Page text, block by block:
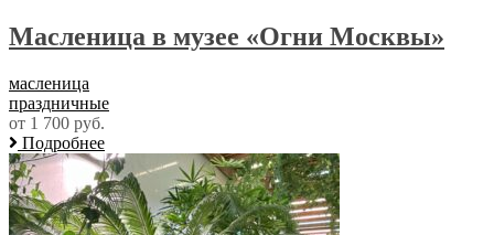
Масленица в музее «Огни Москвы»
масленица
праздничные
от 1 700 руб.
Подробнее